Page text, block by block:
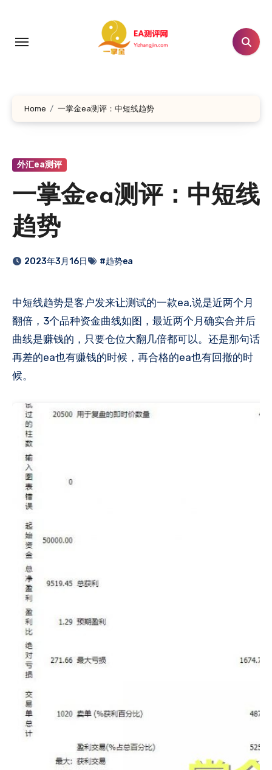
Home 一掌金ea测评：中短线趋势
外汇ea测评
一掌金ea测评：中短线
趋势
2023年3月16日 #趋势ea
中短线趋势是客户发来让测试的一款ea,说是近两个月
翻倍，3个品种资金曲线如图，最近两个月确实合并后
曲线是赚钱的，只要仓位大翻几倍都可以​。还是那句话
再差的ea也有赚钱的时候，再合格的ea也有回撤的时
候​。